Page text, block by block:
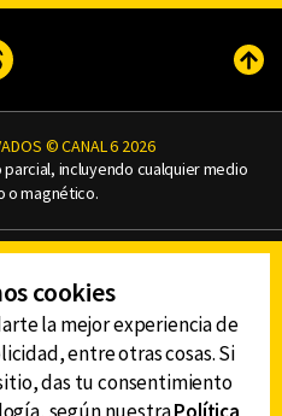
Threads
© CANAL 6 2026
incluyendo cualquier medio
o magnético.
LEGAL
LAS AUDIENCIAS
cookies
la mejor experiencia de
entre otras cosas. Si
das tu consentimiento